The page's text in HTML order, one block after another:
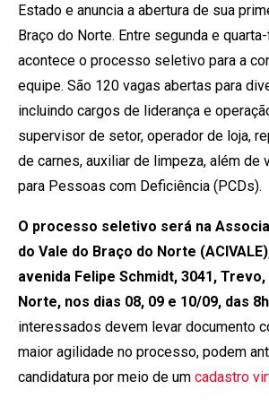
Estado e anuncia a abertura de sua
Braço do Norte. Entre segunda e
acontece o processo seletivo para a
equipe. São 120 vagas abertas para
incluindo cargos de liderança e
supervisor de setor, operador de loja,
de carnes, auxiliar de limpeza, além de
para Pessoas com Deficiência (PCDs).
O processo seletivo será na
do Vale do Braço do Norte
avenida Felipe Schmidt, 3041,
Norte, nos dias 08, 09 e 10/09, das
interessados devem levar documento
maior agilidade no processo, podem
candidatura por meio de um cadastro